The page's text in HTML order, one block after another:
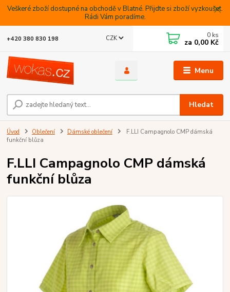
Veškeré zboží dostupné na obchodě v Blatné. Přijdte si zboží vyzkoušet.
Rádi Vám poradíme.
Menu
CZK
Hledat
+420 380 830 198 0 ks
za 0,00 Kč
Úvod Oblečení Dámské oblečení
F.LLI Campagnolo CMP dámská
funkční blůza
F.LLI Campagnolo CMP dámská
funkční blůza